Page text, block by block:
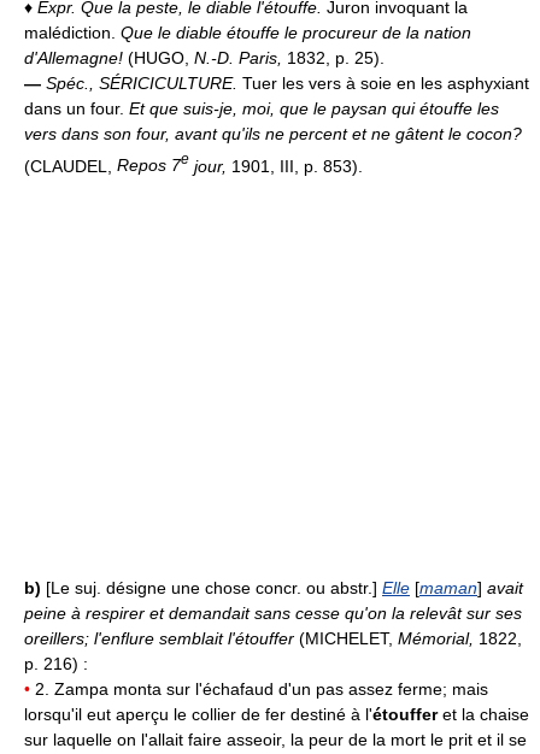
♦ Expr. Que la peste, le diable l'étouffe. Juron invoquant la
malédiction. Que le diable étouffe le procureur de la nation
d'Allemagne! (HUGO, N.-D. Paris, 1832, p. 25).
— Spéc., SÉRICICULTURE. Tuer les vers à soie en les asphyxiant
dans un four. Et que suis-je, moi, que le paysan qui étouffe les
vers dans son four, avant qu'ils ne percent et ne gâtent le cocon?
(CLAUDEL, Repos 7e jour, 1901, III, p. 853).
b) [Le suj. désigne une chose concr. ou abstr.] Elle [maman] avait
peine à respirer et demandait sans cesse qu'on la relevât sur ses
oreillers; l'enflure semblait l'étouffer (MICHELET, Mémorial, 1822,
p. 216) :
• 2. Zampa monta sur l'échafaud d'un pas assez ferme; mais
lorsqu'il eut aperçu le collier de fer destiné à l'étoufferet la chaise
sur laquelle on l'allait faire asseoir, la peur de la mort le prit et il se